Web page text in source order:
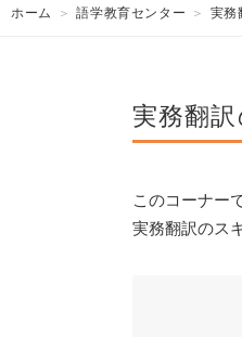
ホーム 語学教育センター 実務
実務翻
このコーナー
実務翻訳のス